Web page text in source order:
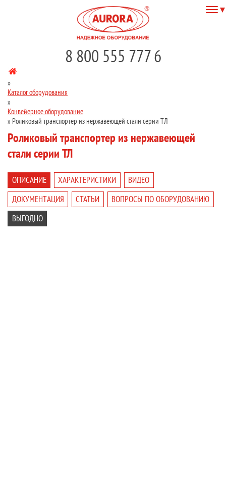
8 800 555 777 6
»
Каталог оборудования
»
Конвейерное оборудование
» Роликовый транспортер из нержавеющей стали серии ТЛ
Роликовый транспортер из нержавеющей
стали серии ТЛ
ОПИСАНИЕ ХАРАКТЕРИСТИКИ
ВИДЕО
ДОКУМЕНТАЦИЯ
СТАТЬИ
ВОПРОСЫ ПО ОБОРУДОВАНИЮ
ВЫГОДНО